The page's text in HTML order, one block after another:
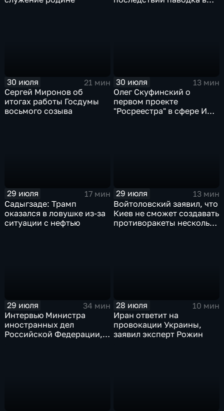
30 июля
21 мин
Сергей Миронов об
итогах работы Госдумы
восьмого созыва
30 июля
13 мин
Олег Скуфинский о
первом проекте
"Росреестра" в сфере ИИ
29 июля
17 мин
Садыгзаде: Трамп
оказался в ловушке из-за
ситуации с нефтью
29 июля
13 мин
Войтоловский заявил, что
Киев не сможет создавать
противоракеты несколько
29 июля
34 мин
Интервью Министра
иностранных дел
Российской Федерации,
28 июля
10 мин
Иран ответит на
провокации Украины,
заявил эксперт Рожин